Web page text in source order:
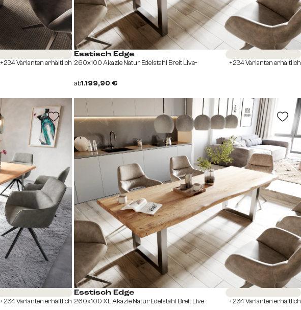
Sofort versandfertig
+234 Varianten erhältlich
Esstisch Edge
260x100 Akazie Natur Edelstahl Breit Live-
ab1.199,90 €
Sofort versandfertig
+234 Varianten erhältlich
Sofort versandfertig
+234 Varianten erhältlich
Esstisch Edge
260x100 XL Akazie Natur Edelstahl Breit Live-
Sofort versandfertig
+234 Varianten erhältlich